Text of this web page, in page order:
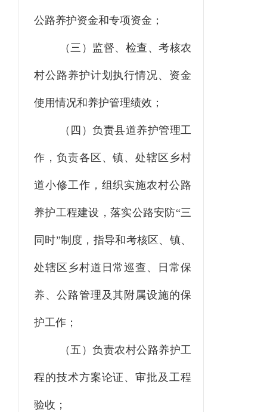
公路养护资金和专项资金；
（三）监督、检查、考核农
村公路养护计划执行情况、资金
使用情况和养护管理绩效；
（四）负责县道养护管理工
作，负责各区、镇、处辖区乡村
道小修工作，组织实施农村公路
养护工程建设，落实公路安防“三
同时”制度，指导和考核区、镇、
处辖区乡村道日常巡查、日常保
养、公路管理及其附属设施的保
护工作；
（五）负责农村公路养护工
程的技术方案论证、审批及工程
验收；